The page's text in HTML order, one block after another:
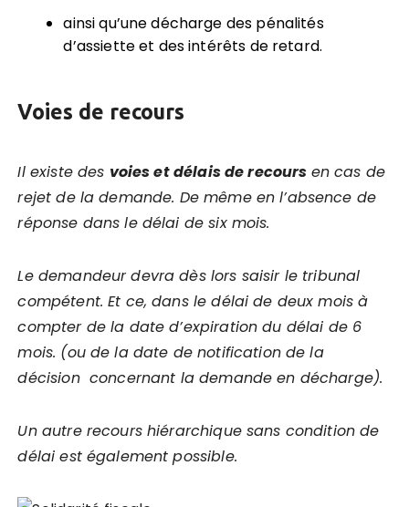
ainsi qu’une décharge des pénalités
d’assiette et des intérêts de retard.
Voies de recours
Il existe des voies et délais de recours en cas de
rejet de la demande. De même en l’absence de
réponse dans le délai de six mois.
Le demandeur devra dès lors saisir le tribunal
compétent. Et ce, dans le délai de deux mois à
compter de la date d’expiration du délai de 6
mois. (ou de la date de notification de la
décision concernant la demande en décharge).
Un autre recours hiérarchique sans condition de
délai est également possible.